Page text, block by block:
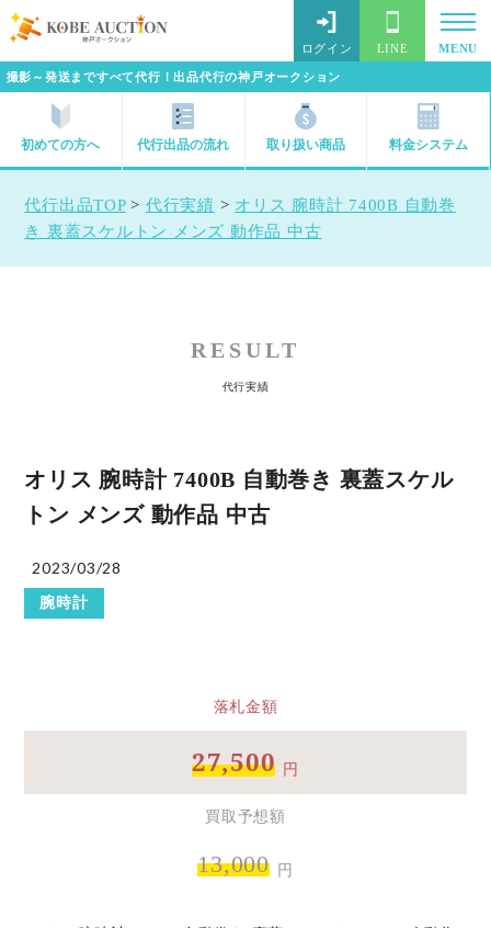
撮影～発送まですべて代行！出品代行の神戸オークション
ログイン LINE MENU
初めての方へ 代行出品の流れ 取り扱い商品 料金システム
代行出品TOP> 代行実績 > オリス 腕時計 7400B 自動巻
き 裏蓋スケルトン メンズ 動作品 中古
RESULT
代行実績
オリス 腕時計 7400B 自動巻き 裏蓋スケル
トン メンズ 動作品 中古
2023/03/28
腕時計
落札金額
27,500 円
買取予想額
13,000 円